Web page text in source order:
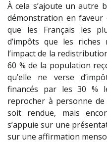
À cela s’ajoute un autre
démonstration en faveur
que les Français les
d’impôts que les
l’impact de la
60 % de la population
qu’elle ne verse
financés par les 30 %
reprocher à personne
soit rendue, mais
s’appuie sur une
sur une affirmation